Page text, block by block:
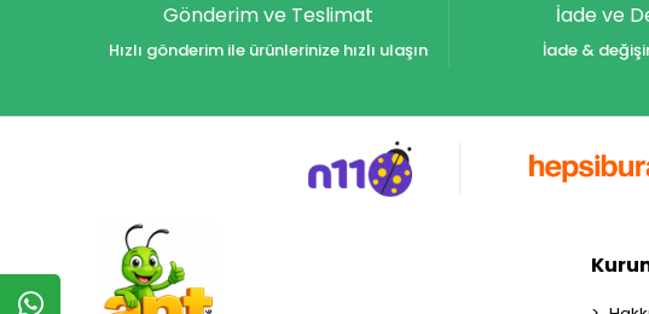
Gönderim ve Teslimat
Hızlı gönderim ile ürünlerinize hızlı ulaşın
İade ve
İade &